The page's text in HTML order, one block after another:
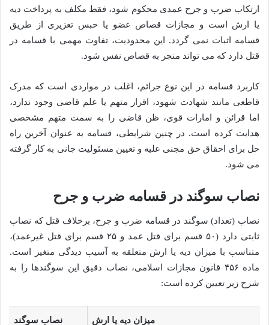
ارتکاب ضرب و جرح عمدی محکوم شود، فقط مکلف به پرداخت دیه
یا ارش است و مجازات قصاص عضو یا حبس تعزیری از طریق
قسامه اثبات نمی گردد. این محدودیت، تفاوت مهمی با قسامه در
قتل دارد که می تواند منجر به قصاص نفس شود.
کاربرد قسامه در این نوع جرائم، اغلب در مواردی است که مدرک
قاطعی مانند شهادت شهود، اقرار متهم یا علم قاضی وجود ندارد،
اما قرائن و امارات قوی، ظن قاضی را به سمت متهم مشخصی
هدایت کرده است. در چنین شرایطی، قسامه به عنوان آخرین راه
حل برای احقاق حق مجنی علیه و تعیین مسئولیت جانی به کار گرفته
می شود.
نصاب سوگند در قسامه ضرب و جرح
نصاب (تعداد) سوگند در قسامه ضرب و جرح، برخلاف قتل که نصاب
ثابتی دارد (۵۰ قسم برای قتل عمد و ۲۵ قسم برای قتل غیرعمد)،
متناسب با میزان دیه یا ارش متعلقه به آسیب دیدگی متغیر است.
ماده ۴۵۶ قانون مجازات اسلامی، نصاب دقیق این سوگندها را به
شرح زیر تعیین کرده است:
میزان دیه یا ارش نصاب سوگند